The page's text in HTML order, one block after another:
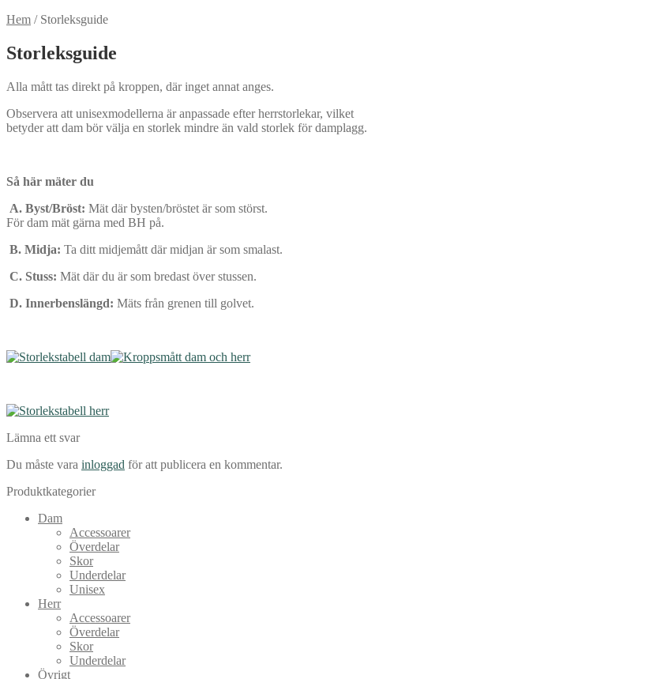
Hem / Storleksguide
Storleksguide
Alla mått tas direkt på kroppen, där inget annat anges.
Observera att unisexmodellerna är anpassade efter herrstorlekar, vilket
betyder att dam bör välja en storlek mindre än vald storlek för damplagg.
Så här mäter du
A. Byst/Bröst: Mät där bysten/bröstet är som störst.
För dam mät gärna med BH på.
B. Midja: Ta ditt midjemått där midjan är som smalast.
C. Stuss: Mät där du är som bredast över stussen.
D. Innerbenslängd: Mäts från grenen till golvet.
Lämna ett svar
Du måste vara inloggad för att publicera en kommentar.
Produktkategorier
Dam
Accessoarer
Överdelar
Skor
Underdelar
Unisex
Herr
Accessoarer
Överdelar
Skor
Underdelar
Övrigt